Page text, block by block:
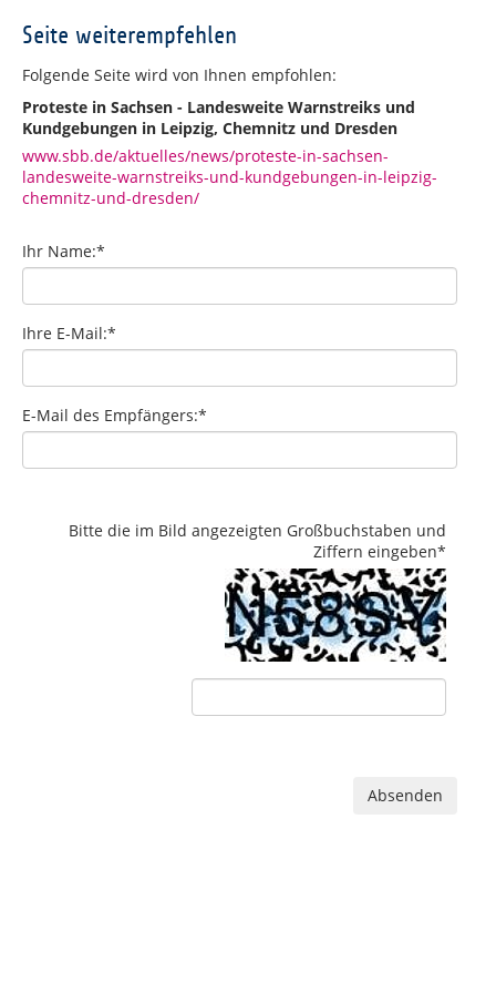
Seite weiterempfehlen
Folgende Seite wird von Ihnen empfohlen:
Proteste in Sachsen - Landesweite Warnstreiks und
Kundgebungen in Leipzig, Chemnitz und Dresden
www.sbb.de/aktuelles/news/proteste-in-sachsen-
landesweite-warnstreiks-und-kundgebungen-in-leipzig-
chemnitz-und-dresden/
Ihr Name:*
Ihre E-Mail:*
E-Mail des Empfängers:*
Bitte die im Bild angezeigten Großbuchstaben und
Ziffern eingeben*
Absenden